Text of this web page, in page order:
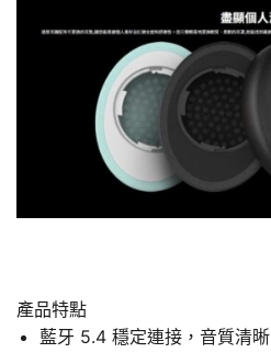
產品特點
藍牙 5.4 穩定連接，音質清晰